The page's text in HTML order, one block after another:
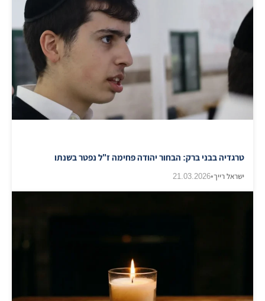
טרגדיה בבני ברק: הבחור יהודה פחימה ז"ל נפטר בשנתו
ישראל רייך•
21.03.2026